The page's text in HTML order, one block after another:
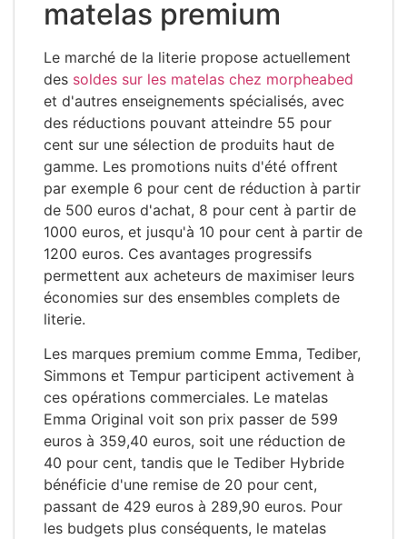
matelas premium
Le marché de la literie propose actuellement
des soldes sur les matelas chez morpheabed
et d'autres enseignements spécialisés, avec
des réductions pouvant atteindre 55 pour
cent sur une sélection de produits haut de
gamme. Les promotions nuits d'été offrent
par exemple 6 pour cent de réduction à partir
de 500 euros d'achat, 8 pour cent à partir de
1000 euros, et jusqu'à 10 pour cent à partir de
1200 euros. Ces avantages progressifs
permettent aux acheteurs de maximiser leurs
économies sur des ensembles complets de
literie.
Les marques premium comme Emma, Tediber,
Simmons et Tempur participent activement à
ces opérations commerciales. Le matelas
Emma Original voit son prix passer de 599
euros à 359,40 euros, soit une réduction de
40 pour cent, tandis que le Tediber Hybride
bénéficie d'une remise de 20 pour cent,
passant de 429 euros à 289,90 euros. Pour
les budgets plus conséquents, le matelas